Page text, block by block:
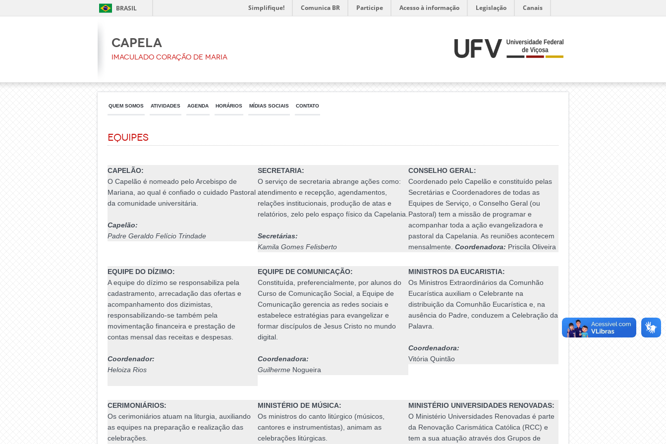
BRASIL Simplifique! Comunica BR Participe Acesso à informação Legislação Canais
CAPELA
Imaculado Coração de Maria
QUEM SOMOS ATIVIDADES AGENDA HORÁRIOS MÍDIAS SOCIAIS CONTATO
Equipes
CAPELÃO:
O Capelão é nomeado pelo Arcebispo de
Mariana, ao qual é confiado o cuidado Pastoral
da comunidade universitária.
Capelão:
Padre Geraldo Felício Trindade
SECRETARIA:
O serviço de secretaria abrange ações como:
atendimento e recepção, agendamentos,
relações institucionais, produção de atas e
relatórios, zelo pelo espaço físico da Capelania.
Secretárias:
Kamila Gomes Felisberto
CONSELHO GERAL:
Coordenado pelo Capelão e constituído pelas
Secretárias e Coordenadores de todas as
Equipes de Serviço, o Conselho Geral (ou
Pastoral) tem a missão de programar e
acompanhar toda a ação evangelizadora e
pastoral da Capelania. As reuniões acontecem
mensalmente. Coordenadora: Priscila Oliveira
EQUIPE DO DÍZIMO:
A equipe do dízimo se responsabiliza pela
cadastramento, arrecadação das ofertas e
acompanhamento dos dizimistas,
responsabilizando-se também pela
movimentação financeira e prestação de
contas mensal das receitas e despesas.
Coordenador:
Heloiza Rios
EQUIPE DE COMUNICAÇÃO:
Constituída, preferencialmente, por alunos do
Curso de Comunicação Social, a Equipe de
Comunicação gerencia as redes sociais e
estabelece estratégias para evangelizar e
formar discípulos de Jesus Cristo no mundo
digital.
Coordenadora:
Guilherme Nogueira
MINISTROS DA EUCARISTIA:
Os Ministros Extraordinários da Comunhão
Eucarística auxiliam o Celebrante na
distribuição da Comunhão Eucarística e, na
ausência do Padre, conduzem a Celebração da
Palavra.
Coordenadora:
Vitória Quintão
CERIMONIÁRIOS:
Os cerimoniários atuam na liturgia, auxiliando
as equipes na preparação e realização das
celebrações.
MINISTÉRIO DE MÚSICA:
Os ministros do canto litúrgico (músicos,
cantores e instrumentistas), animam as
celebrações litúrgicas.
MINISTÉRIO UNIVERSIDADES RENOVADAS:
O Ministério Universidades Renovadas é parte
da Renovação Carismática Católica (RCC) e
tem a sua atuação através dos Grupos de